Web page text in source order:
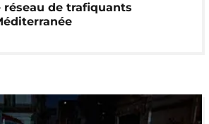
réseau de trafiquants